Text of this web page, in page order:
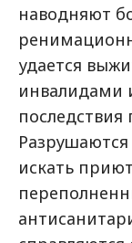
наводняют
удается
инвалидами
последствия
искать